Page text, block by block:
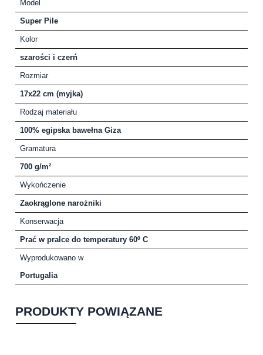
Model
Super Pile
Kolor
szarości i czerń
Rozmiar
17x22 cm (myjka)
Rodzaj materiału
100% egipska bawełna Giza
Gramatura
700 g/m²
Wykończenie
Zaokrąglone narożniki
Konserwacja
Prać w pralce do temperatury 60º C
Wyprodukowano w
Portugalia
PRODUKTY POWIĄZANE